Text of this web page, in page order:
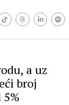
a uz
broj